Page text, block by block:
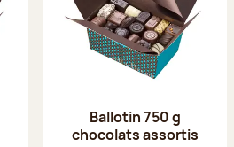
Ballotin 750 g
chocolats assortis